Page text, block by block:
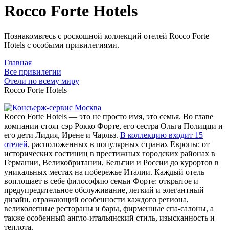
Rocco Forte Hotels
Познакомьтесь с роскошной коллекций отелей Rocco Forte
Hotels с особыми привилегиями.
Главная
Все привилегии
Отели по всему миру
Rocco Forte Hotels
Rocco Forte Hotels — это не просто имя, это семья. Во главе
компании стоят сэр Рокко Форте, его сестра Ольга Полицци и
его дети Лидия, Ирене и Чарльз. В коллекцию входит 15
отелей, расположенных в популярных странах Европы: от
исторических гостиниц в престижных городских районах в
Германии, Великобритании, Бельгии и России до курортов в
уникальных местах на побережье Италии. Каждый отель
воплощает в себе философию семьи Форте: открытое и
предупредительное обслуживание, легкий и элегантный
дизайн, отражающий особенности каждого региона,
великолепные рестораны и бары, фирменные спа-салоны, а
также особенный англо-итальянский стиль, изысканность и
теплота.